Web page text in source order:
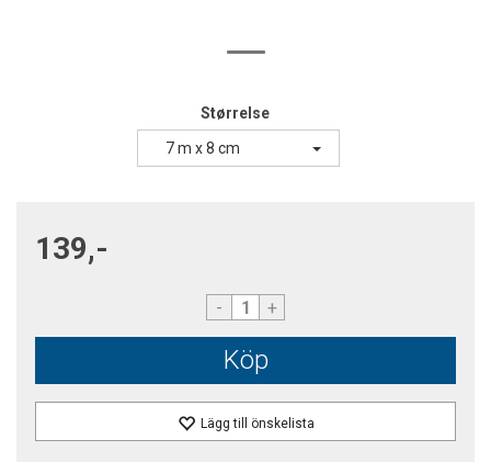
Størrelse
7 m x 8 cm
139,-
- +
Köp
Lägg till önskelista